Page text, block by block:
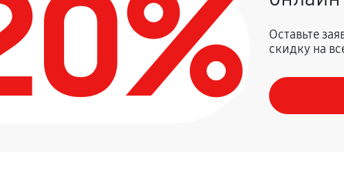
после попадания влаги
аудиосистемы LG SJ7
Оставьте
скидку на